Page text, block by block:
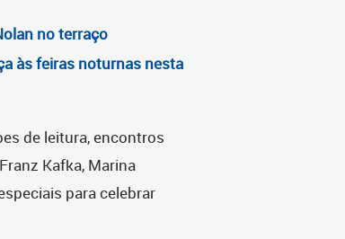
no terraço
às feiras noturnas nesta
de leitura, encontros
Kafka, Marina
para celebrar